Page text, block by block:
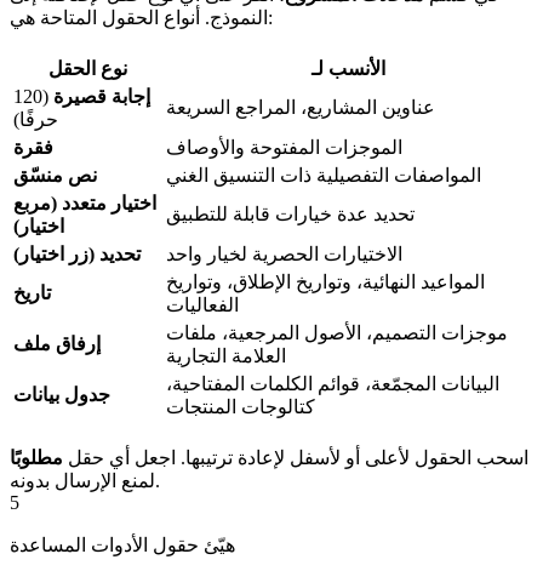
النموذج. أنواع الحقول المتاحة هي:
نوع الحقل
الأنسب لـ
إجابة قصيرة (120
حرفًا)
عناوين المشاريع، المراجع السريعة
فقرة
الموجزات المفتوحة والأوصاف
نص منسّق
المواصفات التفصيلية ذات التنسيق الغني
اختيار متعدد (مربع
اختيار)
تحديد عدة خيارات قابلة للتطبيق
تحديد (زر اختيار)
الاختيارات الحصرية لخيار واحد
تاريخ
المواعيد النهائية، وتواريخ الإطلاق، وتواريخ
الفعاليات
إرفاق ملف
موجزات التصميم، الأصول المرجعية، ملفات
العلامة التجارية
جدول بيانات
البيانات المجمّعة، قوائم الكلمات المفتاحية،
كتالوجات المنتجات
اسحب الحقول لأعلى أو لأسفل لإعادة ترتيبها. اجعل أي حقل مطلوبًا
لمنع الإرسال بدونه.
5
هيّئ حقول الأدوات المساعدة